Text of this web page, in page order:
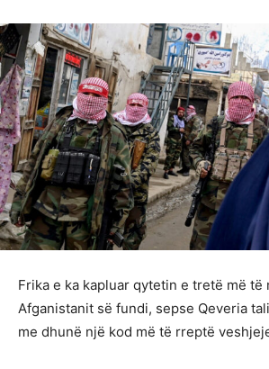
Frika e ka kapluar qytetin e tretë më të
Afganistanit së fundi, sepse Qeveria
me dhunë një kod më të rreptë